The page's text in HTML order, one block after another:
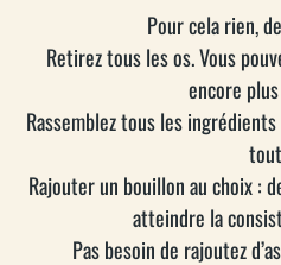
Pour cela rien,
Retirez tous les os. Vous
encore
Rassemblez tous les
tout
Rajouter un bouillon au choix :
atteindre la
Pas besoin de rajoutez